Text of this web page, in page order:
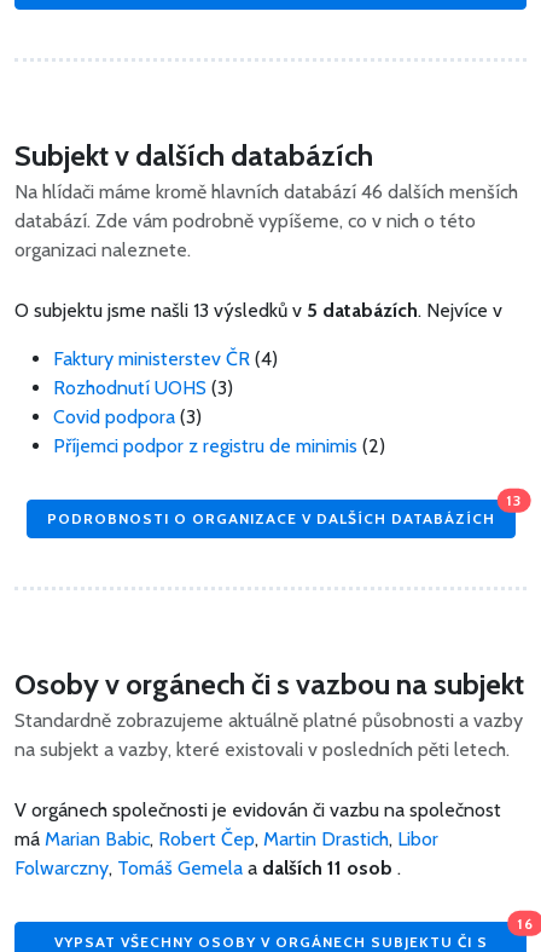
Subjekt v dalších databázích
Na hlídači máme kromě hlavních databází 46 dalších menších
databází. Zde vám podrobně vypíšeme, co v nich o této
organizaci naleznete.
O subjektu jsme našli 13 výsledků v 5 databázích. Nejvíce v
Faktury ministerstev ČR (4)
Rozhodnutí UOHS (3)
Covid podpora (3)
Příjemci podpor z registru de minimis (2)
PODROBNOSTI O ORGANIZACE V DALŠÍCH DATABÁZÍCH
13
Osoby v orgánech či s vazbou na subjekt
Standardně zobrazujeme aktuálně platné působnosti a vazby
na subjekt a vazby, které existovali v posledních pěti letech.
V orgánech společnosti je evidován či vazbu na společnost
má Marian Babic, Robert Čep, Martin Drastich, Libor
Folwarczny, Tomáš Gemela a dalších 11 osob .
VYPSAT VŠECHNY OSOBY V ORGÁNECH SUBJEKTU ČI S
16